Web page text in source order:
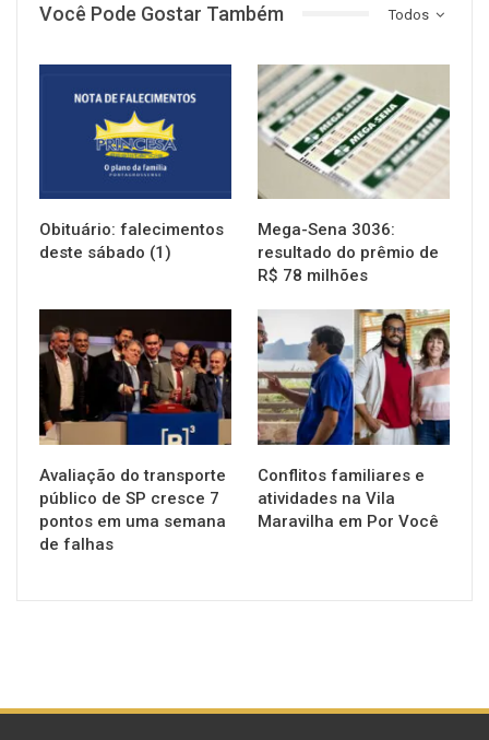
Todos
Você Pode Gostar Também
Obituário: falecimentos
deste sábado (1)
NOTÍCIAS
Mega-Sena 3036:
resultado do prêmio de
R$ 78 milhões
NOTÍCIAS
Avaliação do transporte
público de SP cresce 7
pontos em uma semana
de falhas
NOTÍCIAS
Conflitos familiares e
atividades na Vila
Maravilha em Por Você